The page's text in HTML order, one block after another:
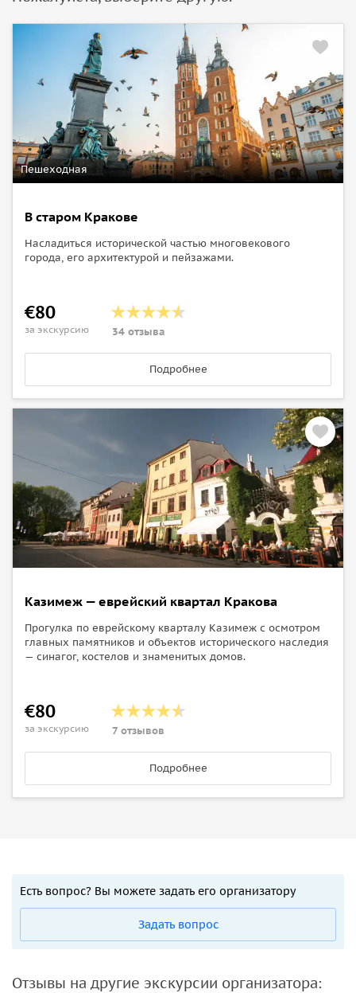
Пешеходная
В старом Кракове
Насладиться исторической частью многовекового
города, его архитектурой и пейзажами.
€80
за экскурсию 34 отзыва
Подробнее
Казимеж — еврейский квартал Кракова
Прогулка по еврейскому кварталу Казимеж с осмотром
главных памятников и объектов исторического наследия
— синагог, костелов и знаменитых домов.
€80
за экскурсию 7 отзывов
Подробнее
Есть вопрос? Вы можете задать его организатору
Задать вопрос
Отзывы на другие экскурсии организатора: